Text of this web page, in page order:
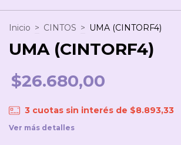
Inicio > CINTOS > UMA (CINTORF4)
UMA (CINTORF4)
$26.680,00
3 cuotas sin interés de $8.893,33
Ver más detalles